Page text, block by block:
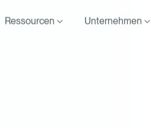
Ressourcen Unternehmen